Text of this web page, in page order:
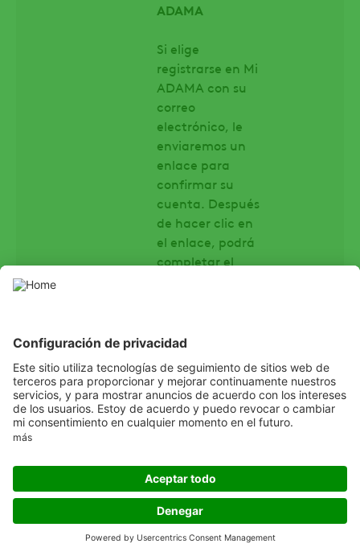
ADAMA
Si elige
registrarse en Mi
ADAMA con su
correo
electrónico, le
enviaremos un
enlace para
confirmar su
cuenta. Después
de hacer clic en
el enlace, podrá
completar el
permite crear
ADAMA y
conectarse para
utilizar My
plataformas de
terceros como
Google, Twitter y
Facebook.